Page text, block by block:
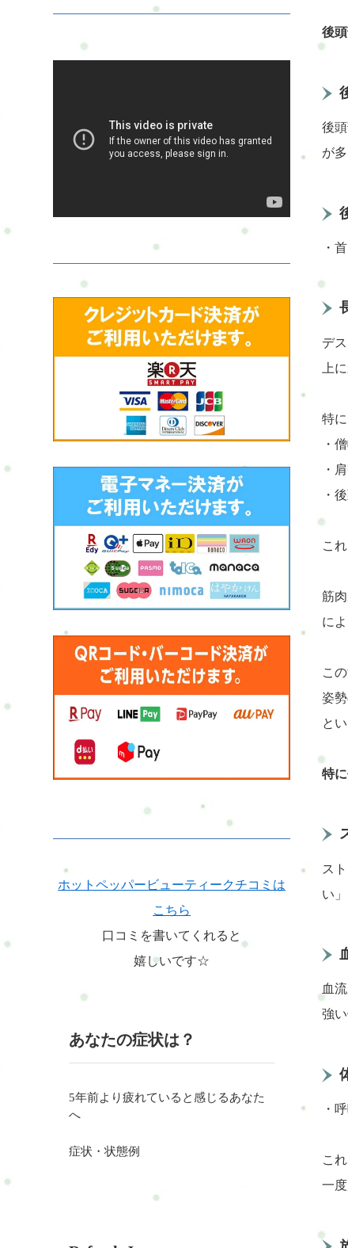
後
後
が
・
デ
上
特に
・
・
・
こ
筋
に
こ
姿
と
特
ス
い
血
強
・
こ
一
ホットペッパービューティークチコミは
こちら
口コミを書いてくれると
嬉しいです☆
あなたの症状は？
5年前より疲れていると感じるあなた
へ
症状・状態例